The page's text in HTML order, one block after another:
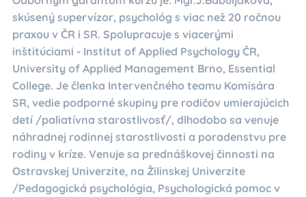
skúsený supervízor, psychológ s viac než 20 ročnou
praxou v ČR i SR. Spolupracuje s viacerými
inštitúciami - Institut of Applied Psychology ČR,
University of Applied Management Brno, Essential
College. Je členka Intervenčného teamu Komisára
SR, vedie podporné skupiny pre rodičov umierajúcich
detí /paliatívna starostlivosť/, dlhodobo sa venuje
náhradnej rodinnej starostlivosti a poradenstvu pre
rodiny v kríze. Venuje sa prednáškovej činnosti na
Ostravskej Univerzite, na Žilinskej Univerzite
/Pedagogická psychológia, Psychologická pomoc v